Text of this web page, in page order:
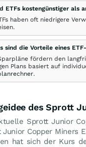
ETFs kostengünstiger als
haben oft niedrigere
sind die Vorteile eines
fördern den
Plans basiert auf
.
des Sprott
Sprott Junior
Junior Copper Miners
hat sich der Kurs